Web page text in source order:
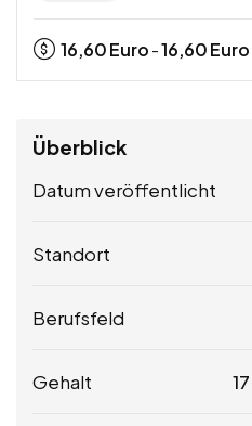
16,60Euro -16,60Euro
Überblick
Datum veröffentlicht
Standort
Berufsfeld
Gehalt 17